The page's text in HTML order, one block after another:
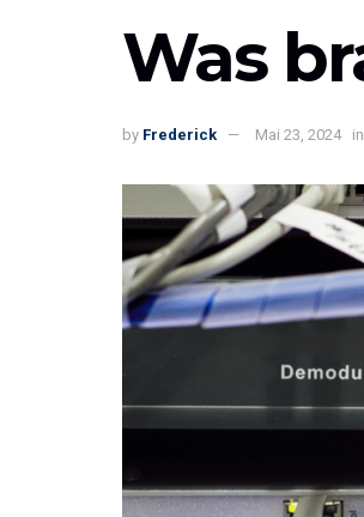
Was
by Frederick Mai 23, 2024 in